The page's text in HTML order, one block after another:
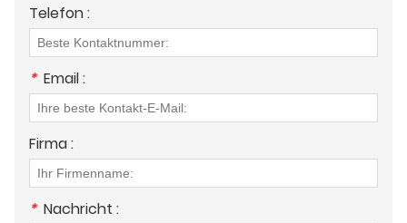
Telefon :
* Email :
Firma :
* Nachricht :